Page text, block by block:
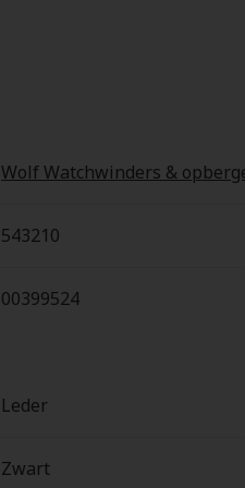
Wolf Watchwinders &
543210
00399524
Leder
Zwart